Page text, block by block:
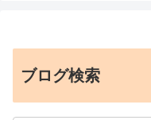
ブログ検索